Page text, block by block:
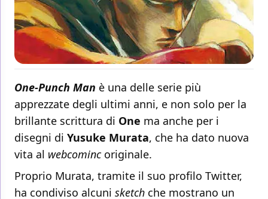
One-Punch Man è una delle serie più
apprezzate degli ultimi anni, e non solo per la
brillante scrittura di One ma anche per i
disegni di Yusuke Murata, che ha dato nuova
vita al webcomincoriginale.
Proprio Murata, tramite il suo profilo Twitter,
ha condiviso alcuni sketch che mostrano un